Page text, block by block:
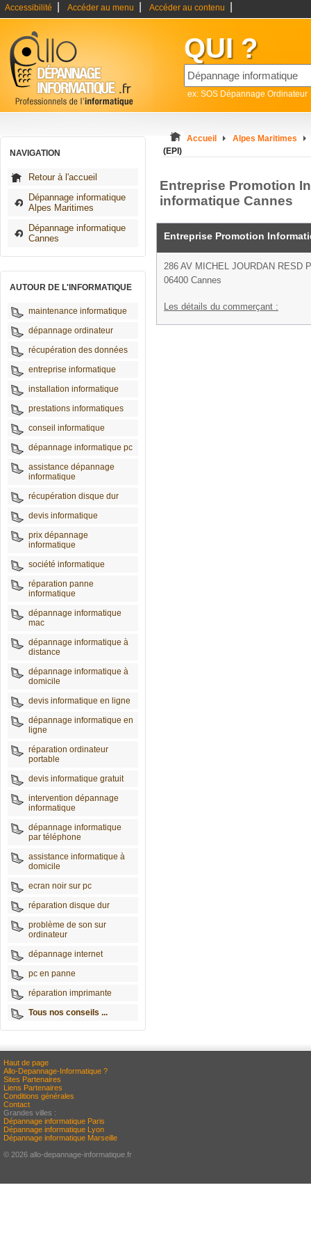
Accessibilité Accéder au menu Accéder au contenu
QUI ?
ex: SOS Dépannage Ordinateur
NAVIGATION
Retour à l'accueil
Dépannage informatique
Alpes Maritimes
Dépannage informatique
Cannes
AUTOUR DE L'INFORMATIQUE
maintenance informatique
dépannage ordinateur
récupération des données
entreprise informatique
installation informatique
prestations informatiques
conseil informatique
dépannage informatique pc
assistance dépannage
informatique
récupération disque dur
devis informatique
prix dépannage
informatique
société informatique
réparation panne
informatique
dépannage informatique
mac
dépannage informatique à
distance
dépannage informatique à
domicile
devis informatique en ligne
dépannage informatique en
ligne
réparation ordinateur
portable
devis informatique gratuit
intervention dépannage
informatique
dépannage informatique
par téléphone
assistance informatique à
domicile
ecran noir sur pc
réparation disque dur
problème de son sur
ordinateur
dépannage internet
pc en panne
réparation imprimante
Tous nos conseils ...
Accueil
Alpes Maritimes
(EPI)
Entreprise Promotion
informatique Cannes
Entreprise Promotion
286 AV MICHEL JOURDAN RESD
06400 Cannes
Les détails du commerçant :
Haut de page
Allo-Depannage-Informatique ?
Sites Partenaires
Liens Partenaires
Conditions générales
Contact
Grandes villes :
Dépannage informatique Paris
Dépannage informatique Lyon
Dépannage informatique Marseille
© 2026 allo-depannage-informatique.fr